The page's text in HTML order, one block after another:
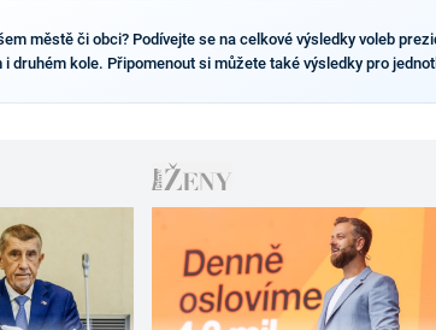
bude znovu opakovat
městě či obci? Podívejte se na celkové výsledky voleb
i druhém kole. Připomenout si můžete také výsledky pro